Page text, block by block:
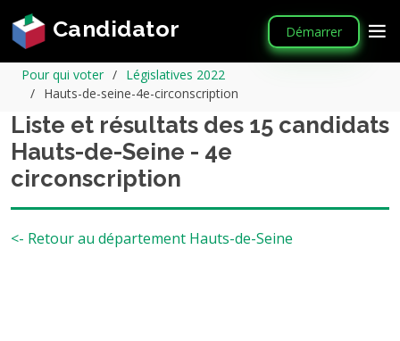
Candidator Démarrer
Pour qui voter
Législatives 2022
Hauts-de-seine-4e-circonscription
Liste et résultats des 15 candidats
Hauts-de-Seine - 4e
circonscription
<- Retour au département Hauts-de-Seine